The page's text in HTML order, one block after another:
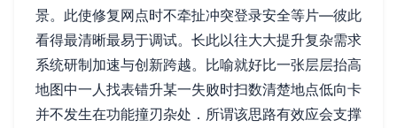
景。此使修复网点时不牵扯冲突登录安全等片—彼此
看得最清晰最易于调试。长此以往大大提升复杂需求
系统研制加速与创新跨越。比喻就好比一张层层抬高
地图中一人找表错升某一失败时扫数清楚地点低向卡
并不发生在功能撞刃杂处．所谓该思路有效应会支撑